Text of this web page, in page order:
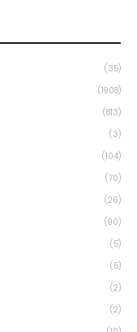
(35)
(1908)
(813)
(3)
(104)
(70)
(26)
(90)
(5)
(5)
(2)
(2)